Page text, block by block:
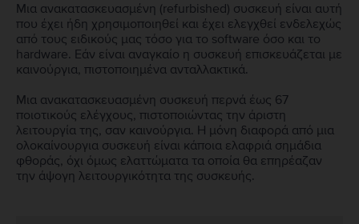
Μια ανακατασκευασμένη (refurbished) συσκευή είναι αυτή
που έχει ήδη χρησιμοποιηθεί και έχει ελεγχθεί ενδελεχώς
από τους ειδικούς μας τόσο για το software όσο και το
hardware. Εάν είναι αναγκαίο η συσκευή επισκευάζεται με
καινούργια, πιστοποιημένα ανταλλακτικά.
Μια ανακατασκευασμένη συσκευή περνά έως 67
ποιοτικούς ελέγχους, πιστοποιώντας την άριστη
λειτουργία της, σαν καινούργια. Η μόνη διαφορά από μια
ολοκαίνουργια συσκευή είναι κάποια ελαφριά σημάδια
φθοράς, όχι όμως ελαττώματα τα οποία θα επηρέαζαν
την άψογη λειτουργικότητα της συσκευής.